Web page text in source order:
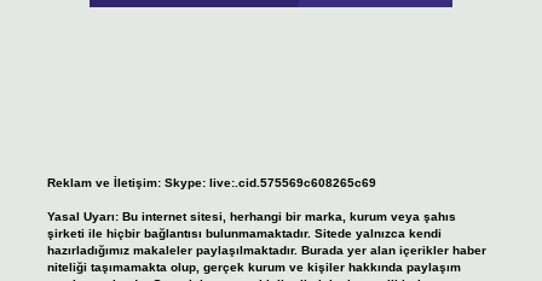
Reklam ve İletişim: Skype: live:.cid.575569c608265c69
Yasal Uyarı: Bu internet sitesi, herhangi bir marka, kurum veya şahıs
şirketi ile hiçbir bağlantısı bulunmamaktadır. Sitede yalnızca kendi
hazırladığımız makaleler paylaşılmaktadır. Burada yer alan içerikler haber
niteliği taşımamakta olup, gerçek kurum ve kişiler hakkında paylaşım